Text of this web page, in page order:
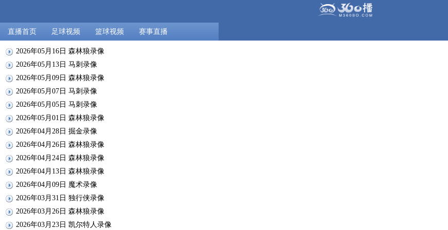
直播首页 足球视频 篮球视频 赛事直播
2026年05月16日 森林狼录像
2026年05月13日 马刺录像
2026年05月09日 森林狼录像
2026年05月07日 马刺录像
2026年05月05日 马刺录像
2026年05月01日 森林狼录像
2026年04月28日 掘金录像
2026年04月26日 森林狼录像
2026年04月24日 森林狼录像
2026年04月13日 森林狼录像
2026年04月09日 魔术录像
2026年03月31日 独行侠录像
2026年03月26日 森林狼录像
2026年03月23日 凯尔特人录像